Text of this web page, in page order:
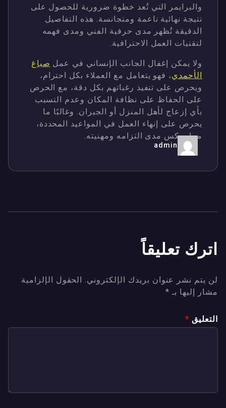
والبرايمر التي تُعد خطوة ضرورية للحصول على
نتيجة نهائية ناعمة ومتجانسة. هذه التفاصيل
الدقيقة تُظهر مدى حرفية الفني ومدى فهمه
لتقنيات العمل الاحترافية.
ولا يمكن إغفال الجانب الإنساني في عمل صباغ
الأحمدي، فهو يتعامل مع العملاء بكل احترام،
ويحرص على تنفيذ رغباتهم بكل دقة، مع الحرص
على الحفاظ على نظافة المكان وعدم التسبب
بأي إزعاج لأهل المنزل أو الجيران. وغالبًا ما
يحرص على إنهاء العمل في المواعيد المحددة،
مما يعكس مدى التزامه ومهنيته.
admin
اترك تعليقاً
لن يتم نشر عنوان بريدك الإلكتروني.
الحقول الإلزامية
مشار إليها بـ*
التعليق*